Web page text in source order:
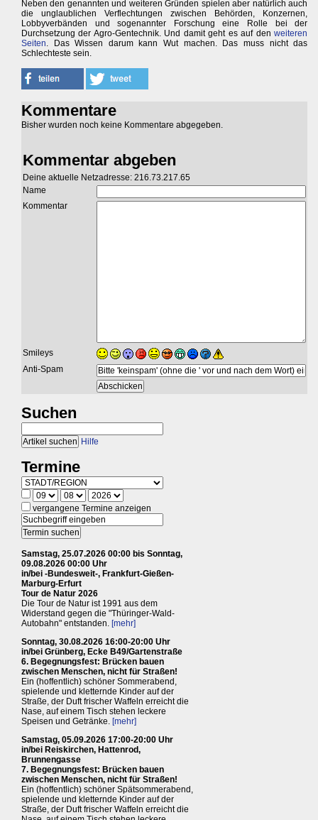
Neben den genannten und weiteren Gründen spielen aber natürlich auch
die unglaublichen Verflechtungen zwischen Behörden, Konzernen,
Lobbyverbänden und sogenannter Forschung eine Rolle bei der
Durchsetzung der Agro-Gentechnik. Und damit geht es auf denweiteren
Seiten. Das Wissen darum kann Wut machen. Das muss nicht das
Schlechteste sein.
Kommentare
Bisher wurden noch keine Kommentare abgegeben.
Kommentar abgeben
Deine aktuelle Netzadresse: 216.73.217.65
Name
Kommentar
Smileys
Anti-Spam
Suchen
Hilfe
Termine
vergangene Termine anzeigen
Samstag, 25.07.2026 00:00 bis Sonntag,
09.08.2026 00:00 Uhr
in/bei -Bundesweit-, Frankfurt-Gießen-
Marburg-Erfurt
Tour de Natur 2026
Die Tour de Natur ist 1991 aus dem
Widerstand gegen die "Thüringer-Wald-
Autobahn" entstanden. [mehr]
Sonntag, 30.08.2026 16:00-20:00 Uhr
in/bei Grünberg, Ecke B49/Gartenstraße
6. Begegnungsfest: Brücken bauen
zwischen Menschen, nicht für Straßen!
Ein (hoffentlich) schöner Sommerabend,
spielende und kletternde Kinder auf der
Straße, der Duft frischer Waffeln erreicht die
Nase, auf einem Tisch stehen leckere
Speisen und Getränke. [mehr]
Samstag, 05.09.2026 17:00-20:00 Uhr
in/bei Reiskirchen, Hattenrod,
Brunnengasse
7. Begegnungsfest: Brücken bauen
zwischen Menschen, nicht für Straßen!
Ein (hoffentlich) schöner Spätsommerabend,
spielende und kletternde Kinder auf der
Straße, der Duft frischer Waffeln erreicht die